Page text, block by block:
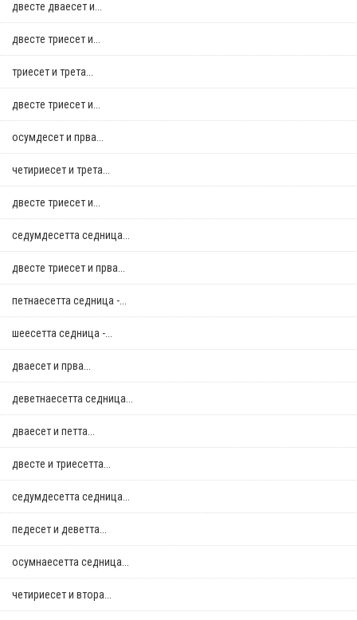
двестe дваесет и...
двестe триесет и...
триесет и трета...
двестe триесет и...
осумдесет и прва...
четириесет и трета...
двестe триесет и...
седумдесетта седница...
двестe триесет и прва...
петнаесетта седница -...
шеесетта седница -...
дваесет и прва...
деветнаесетта седница...
дваесет и петта...
двестe и триесетта...
седумдесетта седница...
педесет и деветта...
осумнaесетта седница...
четириесет и втора...